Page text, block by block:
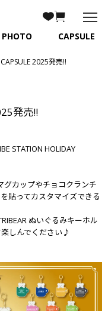
PHOTO CAPSULE
2025発売!!
発売!!
STATION HOLIDAY
グカップやチョコクランチ
貼ってカスタマイズできる
ぬいぐるみキーホル
しんでください♪